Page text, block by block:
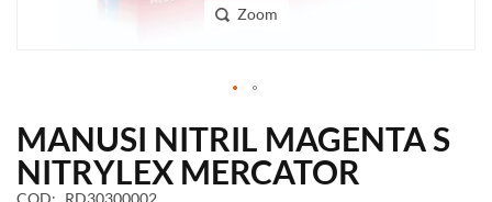
MANUSI NITRIL MAGENTA S
NITRYLEX MERCATOR
COD RD30300002
Zoom
to
the
beginning